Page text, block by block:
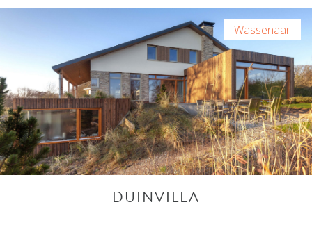
Wassenaar
DUINVILLA